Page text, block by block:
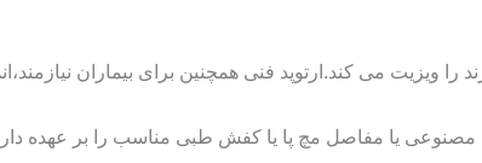
را ویزیت می کند.ارتوپد فنی همچنین برای بیماران
مصنوعی یا مفاصل مچ پا یا کفش طبی مناسب را بر عهده